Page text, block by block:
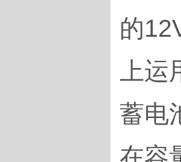
的
上
蓄电